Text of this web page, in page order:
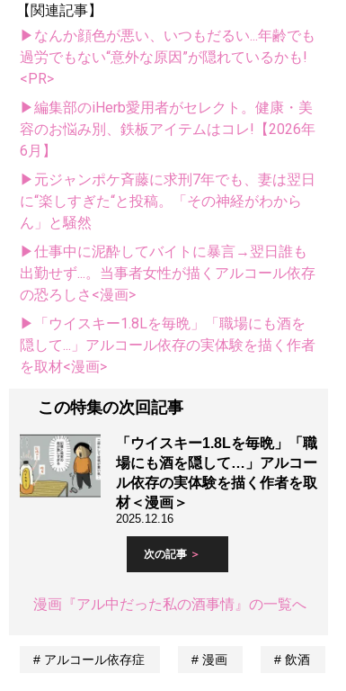
【関連記事】
▶なんか顔色が悪い、いつもだるい...年齢でも
過労でもない“意外な原因”が隠れているかも!
<PR>
▶編集部のiHerb愛用者がセレクト。健康・美
容のお悩み別、鉄板アイテムはコレ!【2026年
6月】
▶元ジャンポケ斉藤に求刑7年でも、妻は翌日
に“楽しすぎた“と投稿。「その神経がわから
ん」と騒然
▶仕事中に泥酔してバイトに暴言→翌日誰も
出勤せず...。当事者女性が描くアルコール依存
の恐ろしさ<漫画>
▶「ウイスキー1.8Lを毎晩」「職場にも酒を
隠して...」アルコール依存の実体験を描く作者
を取材<漫画>
この特集の次回記事
「ウイスキー1.8Lを毎晩」「職
場にも酒を隠して…」アルコー
ル依存の実体験を描く作者を取
材＜漫画＞
2025.12.16
次の記事
漫画『アル中だった私の酒事情』の一覧へ
アルコール依存症 漫画 飲酒